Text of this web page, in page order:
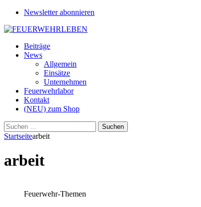
Newsletter abonnieren
Beiträge
News
Allgemein
Einsätze
Unternehmen
Feuerwehrlabor
Kontakt
(NEU) zum Shop
Suchen
nach:
Startseitearbeit
arbeit
Feuerwehr-Themen